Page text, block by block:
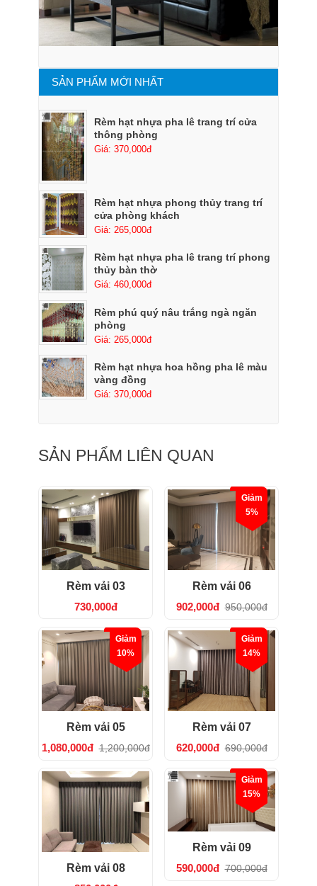
SẢN PHẨM MỚI NHẤT
Rèm hạt nhựa pha lê trang trí cửa
thông phòng
Giá: 370,000đ
Rèm hạt nhựa phong thủy trang trí
cửa phòng khách
Giá: 265,000đ
Rèm hạt nhựa pha lê trang trí phong
thủy bàn thờ
Giá: 460,000đ
Rèm phú quý nâu trắng ngà ngăn
phòng
Giá: 265,000đ
Rèm hạt nhựa hoa hồng pha lê màu
vàng đồng
Giá: 370,000đ
SẢN PHẨM LIÊN QUAN
Rèm vải 03
730,000đ
Giảm
5%
Rèm vải 06
902,000đ 950,000đ
Giảm
10%
Rèm vải 05
1,080,000đ 1,200,000đ
Giảm
14%
Rèm vải 07
620,000đ 690,000đ
Rèm vải 08
Giảm
15%
Rèm vải 09
590,000đ 700,000đ